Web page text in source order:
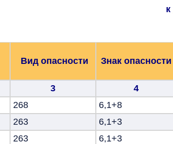
к
Вид опасности Знак опасности
3 4
268 6,1+8
263 6,1+3
263 6,1+3